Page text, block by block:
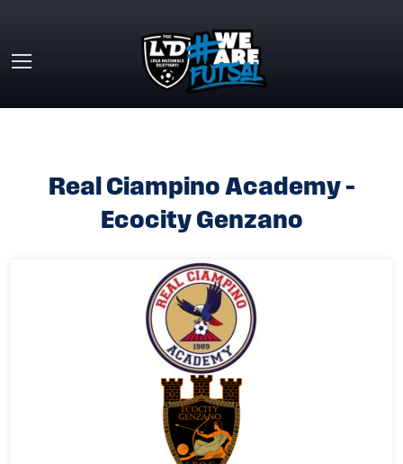
Real Ciampino Academy –
Ecocity Genzano